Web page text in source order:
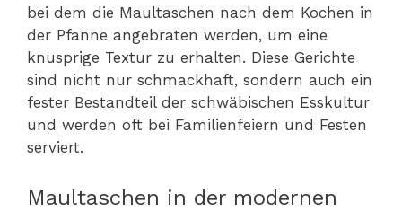
bei dem die Maultaschen nach dem Kochen in
der Pfanne angebraten werden, um eine
knusprige Textur zu erhalten. Diese Gerichte
sind nicht nur schmackhaft, sondern auch ein
fester Bestandteil der schwäbischen Esskultur
und werden oft bei Familienfeiern und Festen
serviert.
Maultaschen in der modernen